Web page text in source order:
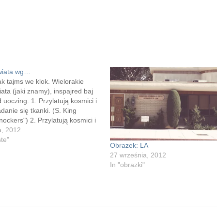
wg…
tajms we klok. Wielorakie
(jaki znamy), inspajred baj
uoczing. 1. Przylatują kosmici i
się tkanki. (S. King
2. Przylatują kosmici i
ciała (R. Heinlein "The
3. Przylatuje kosmita i
2012
Obrazek: LA
27 września, 2012
In "obrazki"